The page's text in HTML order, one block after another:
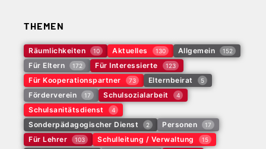
THEMEN
Räumlichkeiten 10 Aktuelles 130 Allgemein 152
Für Eltern 172 Für Interessierte 123
Für Kooperationspartner 73 Elternbeirat 5
Förderverein 17 Schulsozialarbeit 4
Schulsanitätsdienst 4
Sonderpädagogischer Dienst 2 Personen 17
Für Lehrer 103 Schulleitung / Verwaltung 15